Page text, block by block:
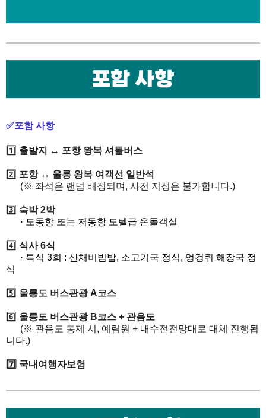
✅포함 사항
1️⃣ 출발지 ↔ 포항 왕복 셔틀버스
2️⃣ 포항 ↔ 울릉 왕복 여객선 일반석
(※ 좌석은 랜덤 배정되며, 사전 지정은 불가합니다.)
3️⃣ 숙박 2박
· 도동항 또는 저동항 모텔급 온돌객실
4️⃣ 식사 6식
· 특식 3회 : 산채비빔밥, 소고기국 정식, 엉겅퀴 해장국 정
식
5️⃣ 울릉도 버스관광 A코스
6️⃣ 울릉도 버스관광 B코스 + 관음도
(※ 관음도 통제 시, 예림원 + 내수전전망대로 대체 진행됩
니다.)
7️⃣ 국내여행자보험